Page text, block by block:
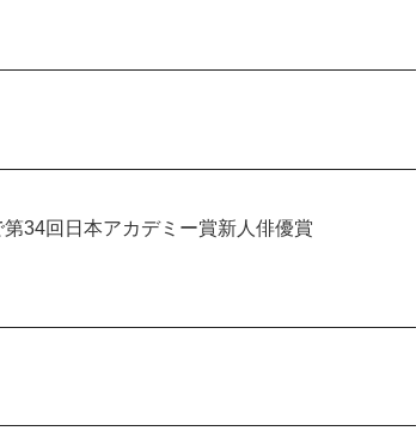
34回日本アカデミー賞新人俳優賞